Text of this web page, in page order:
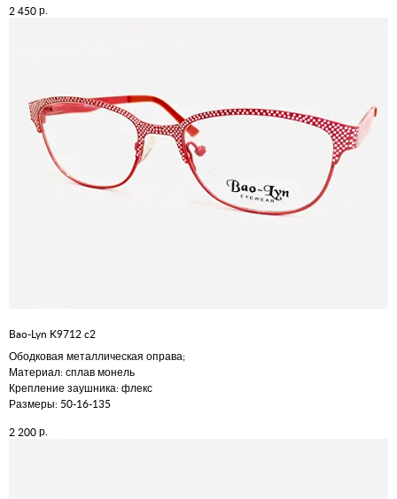
2 450р.
Bao-Lyn K9712 c2
Ободковая металлическая оправа;
Материал: сплав монель
Крепление заушника: флекс
Размеры: 50-16-135
2 200р.